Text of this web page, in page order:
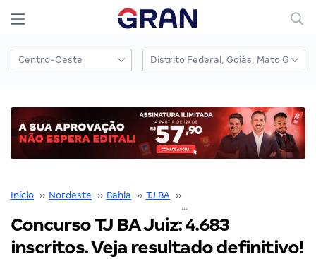
Início ›› Nordeste ›› Bahia ›› TJ BA ››
Concurso TJ BA Juiz: 4.683
inscritos. Veja resultado definitivo!